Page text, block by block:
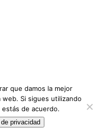
reservados |Aviso
que damos la mejor
Si sigues utilizando
de acuerdo.
privacidad